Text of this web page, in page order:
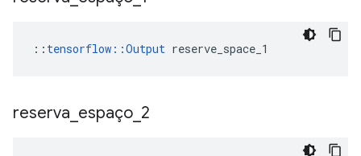
:: tensorflow::Output reserve_space_1
reserva espaço 2